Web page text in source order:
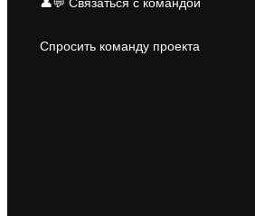
👤💬 Связаться с командой
Спросить команду проекта